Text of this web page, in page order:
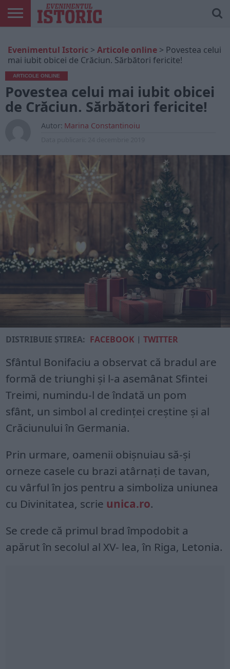
ONLINE
EDIȚII
TIPĂRITE
ISTORIC
PLAY
CONTUL
MEU
Evenimentul Istoric > Articole online > Povestea celui
mai iubit obicei de Crăciun. Sărbători fericite!
ARTICOLE ONLINE
Povestea celui mai iubit obicei
de Crăciun. Sărbători fericite!
Autor: Marina Constantinoiu
DISTRIBUIE ȘTIREA: FACEBOOK |TWITTER
Sfântul Bonifaciu a observat că bradul are
formă de triunghi și l-a asemânat Sfintei
Treimi, numindu-l de îndată un pom
sfânt, un simbol al credinţei creştine şi al
Crăciunului în Germania.
Prin urmare, oamenii obișnuiau să-și
orneze casele cu brazi atârnați de tavan,
cu vârful în jos pentru a simboliza uniunea
cu Divinitatea, scrie unica.ro.
Se crede că primul brad împodobit a
apărut în secolul al XV- lea, în Riga, Letonia.